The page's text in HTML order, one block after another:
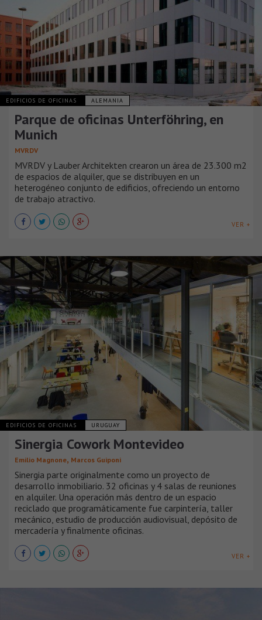
EDIFICIOS DE OFICINAS ALEMANIA
Parque de oficinas Unterföhring, en
Munich
MVRDV
MVRDV y Lauber Architekten crearon un área de 23.300 m2
de espacios de alquiler, que se distribuyen en un
heterogéneo conjunto de edificios, ofreciendo un entorno
de trabajo atractivo.
VER +
EDIFICIOS DE OFICINAS URUGUAY
Sinergia Cowork Montevideo
Emilio Magnone, Marcos Guiponi
Sinergia parte originalmente como un proyecto de
desarrollo inmobiliario. 32 oficinas y 4 salas de reuniones
en alquiler. Una operación más dentro de un espacio
reciclado que programáticamente fue carpintería, taller
mecánico, estudio de producción audiovisual, depósito de
mercadería y finalmente oficinas.
VER +